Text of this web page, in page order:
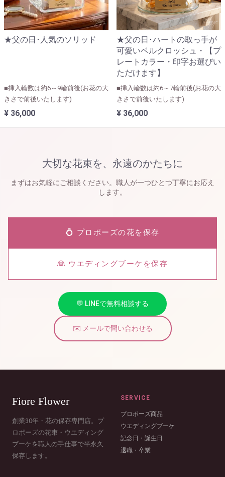
★父の日･人気のソリッド
■挿入輪数は約6～9輪前後(お花の大
きさで前後いたします)
¥ 36,000
★父の日･ハートの取っ手が
可愛いベルクロッシュ・【プ
レートカラー・印字お選びい
ただけます】
■挿入輪数は約6～7輪前後(お花の大
きさで前後いたします)
¥ 36,000
大切な花束を、永遠のかたちに
まずはお気軽にご相談ください。職人が一つひとつ丁寧にお応え
します。
💍 プロポーズの花を保存
👰 ウエディングブーケを保存
💬 LINEで無料相談する
✉️ メールで問い合わせる
Fiore Flower
創業30年・花の保存専門店。プ
ロポーズの花束・ウエディング
ブーケを職人の手仕事で半永久
保存します。
SERVICE
プロポーズ商品
ウエディングブーケ
記念日・誕生日
退職・卒業